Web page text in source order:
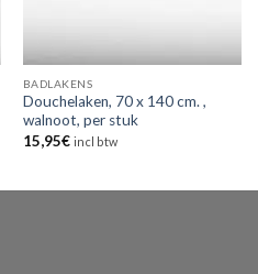
BADLAKENS
Douchelaken, 70 x 140 cm. ,
walnoot, per stuk
15,95€ incl btw